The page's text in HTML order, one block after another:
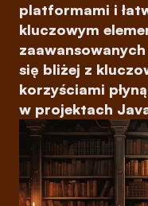
platformami i
kluczowym
się bliżej z
korzyściami
w projektach